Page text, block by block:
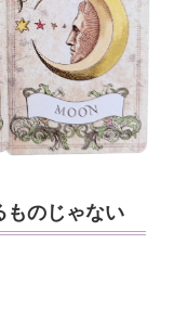
ものじゃない